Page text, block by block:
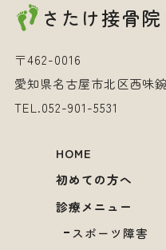
2024年8月
2024年6月
さたけ接骨院
〒462-0016
愛知県名古屋市北区西味
TEL.052-901-5531
HOME
初めての方へ
診療メニュー
スポーツ障害